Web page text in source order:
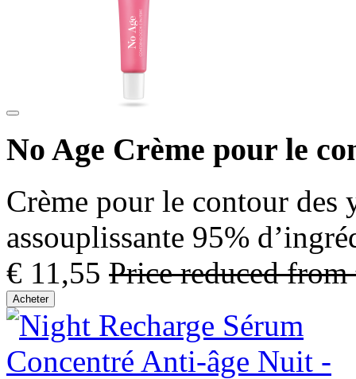
No Age Crème pour le
Crème pour le contour
assouplissante 95%
€ 11,55 Price reduced from
Acheter